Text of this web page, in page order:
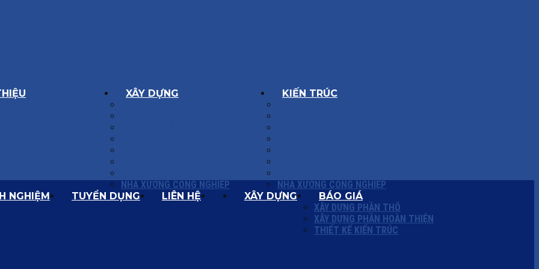
XÂY DỰNG
NHÀ XƯỞNG CÔNG NGHIỆP
KIẾN TRÚC
NHÀ XƯỞNG CÔNG NGHIỆP
NGHIỆM TUYỂN DỤNG LIÊN HỆ XÂY DỰNG
BÁO GIÁ
XÂY DỰNG PHẦN THÔ
XÂY DỰNG PHẦN HOÀN THIỆN
THIẾT KẾ KIẾN TRÚC